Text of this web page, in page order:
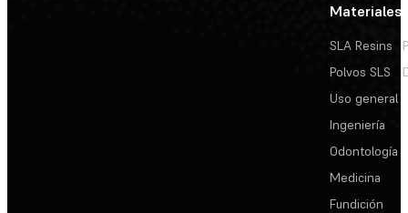
Materiales
SLA Resins
Polvos SLS
Uso general
Ingeniería
Odontología
Medicina
Fundición